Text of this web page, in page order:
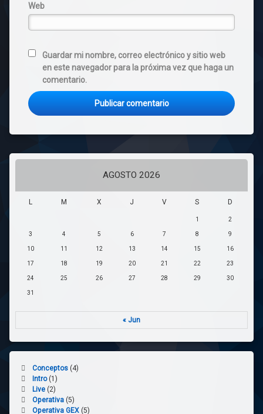
Web
Guardar mi nombre, correo electrónico y sitio web
en este navegador para la próxima vez que haga un
comentario.
AGOSTO 2026
L M X J V S D
1 2
3 4 5 6 7 8 9
10 11 12 13 14 15 16
17 18 19 20 21 22 23
24 25 26 27 28 29 30
31
« Jun
Conceptos(4)
Intro(1)
Live(2)
Operativa(5)
Operativa GEX(5)